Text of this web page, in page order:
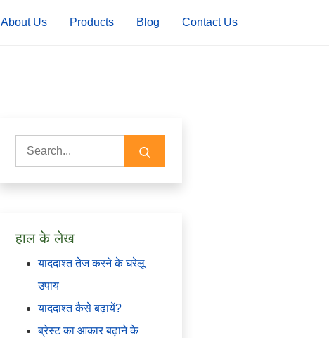
About Us Products Blog Contact Us
Search
for:
हाल के लेख
याददाश्त तेज करने के घरेलू
उपाय
याददाश्त कैसे बढ़ायें?
ब्रेस्ट का आकार बढ़ाने के